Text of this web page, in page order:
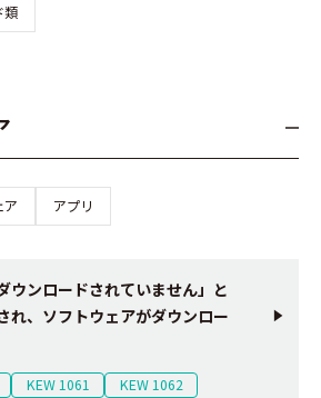
類
ア アプリ
ウンロードされていません」と
れ、ソフトウェアがダウンロー
KEW 1061
KEW 1062